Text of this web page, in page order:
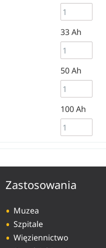
33 Ah
50 Ah
100 Ah
Zastosowania
Muzea
Szpitale
Więziennictwo